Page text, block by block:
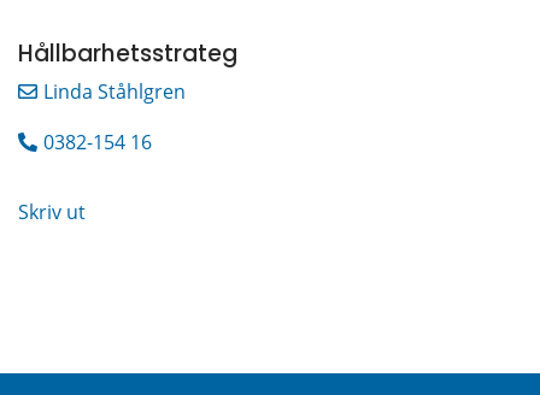
Hållbarhetsstrateg
Linda Ståhlgren
0382-154 16
Skriv ut